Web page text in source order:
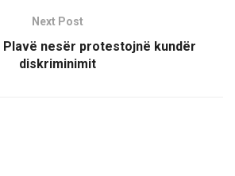
Next Post
Plavë nesër protestojnë kundër
diskriminimit